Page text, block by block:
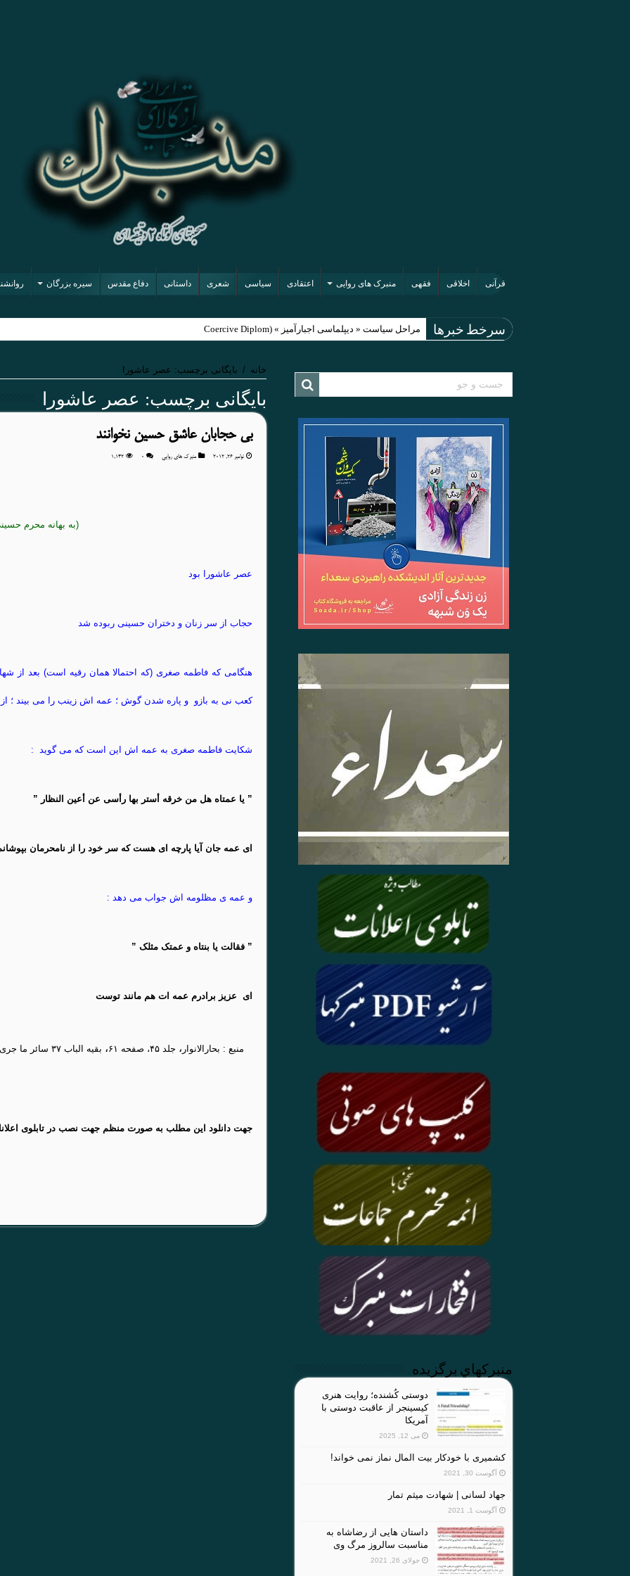
قرآنی اخلاقی فقهی منبرک های روایی اعتقادی سیاسی شعری داستانی دفاع مقدس سیره بزرگان
سرخط خبرها مراحل سیاست « دیپلماسی اجبارآمیز » (Coercive Diplomacy)
خانه / بایگانی برچسب: عصر عاشورا
بایگانی برچسب: عصر عاشورا
بی حجابان عاشق حسین نخوانند
نوامبر 26, 2012 منبرک های روایی ۰ 1,142
(به بهانه محرم
عصر عاشورا بود
حجاب از سر زنان و دختران حسینی ربوده شد
هنگامی که فاطمه صغری (که احتمالا همان رقیه است) بعد
کعب نی به بازو و پاره شدن گوش ؛ عمه اش زینب را می بیند ؛ از
شکایت فاطمه صغری به عمه اش این است که می گوید :
” یا عمتاه هل من خرقه أستر بها رأسی عن أعین النظار ”
ای عمه جان آیا پارچه ای هست که سر خود را از نامحرمان
و عمه ی مظلومه اش جواب می دهد :
” فقالت یا بنتاه و عمتک مثلک ”
ای عزیز برادرم عمه ات هم مانند توست
منبع : بحارالانوار ، جلد ۴۵، صفحه ۶۱ ، بقیه الباب ۳۷
جهت دانلود این مطلب به صورت منظم جهت نصب در تابلوی
منبركهاي برگزيده
دوستی کُشنده؛ روایت هنری
کیسینجر از عاقبت دوستی با
آمریکا
می 12, 2025
کشمیری با خودکار بیت المال نماز نمی خواند!
آگوست 30, 2021
جهاد لسانی | شهادت میثم تمار
آگوست 1, 2021
داستان هایی از رضاشاه به
مناسبت سالروز مرگ وی
جولای 26, 2021